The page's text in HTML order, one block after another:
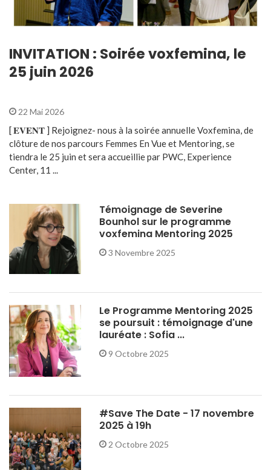
INVITATION : Soirée voxfemina, le
25 juin 2026
22 Mai 2026
[ 𝐄𝐕𝐄𝐍𝐓 ] Rejoignez- nous à la soirée annuelle Voxfemina, de
clôture de nos parcours Femmes En Vue et Mentoring, se
tiendra le 25 juin et sera accueillie par PWC, Experience
Center, 11 ...
Témoignage de Severine
Bounhol sur le programme
voxfemina Mentoring 2025
3 Novembre 2025
Le Programme Mentoring 2025
se poursuit : témoignage d'une
lauréate : Sofia ...
9 Octobre 2025
#Save The Date - 17 novembre
2025 à 19h
2 Octobre 2025